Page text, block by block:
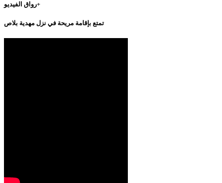
رواق الفيديو+
تمتع بإقامة مريحة في نزل مهدية بلاص